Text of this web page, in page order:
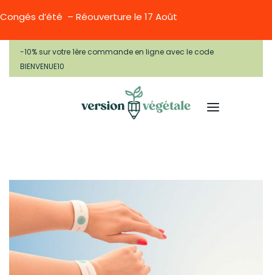
Congés d’été – Réouverture le 17 Août
-10% sur votre 1ère commande en ligne avec le code
BIENVENUE10